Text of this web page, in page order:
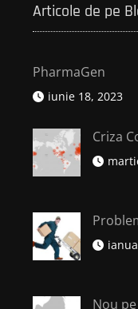
Articole de pe
PharmaGen
iunie 18, 2023
Criza
Nou